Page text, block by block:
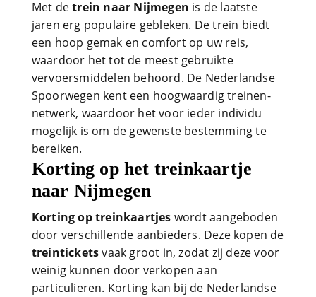
Met detrein naar Nijmegen is de laatste
jaren erg populaire gebleken. De trein biedt
een hoop gemak en comfort op uw reis,
waardoor het tot de meest gebruikte
vervoersmiddelen behoord. De Nederlandse
Spoorwegen kent een hoogwaardig treinen-
netwerk, waardoor het voor ieder individu
mogelijk is om de gewenste bestemming te
bereiken.
Korting op het treinkaartje
naar Nijmegen
Korting op treinkaartjes wordt aangeboden
door verschillende aanbieders. Deze kopen de
treinticketsvaak groot in, zodat zij deze voor
weinig kunnen door verkopen aan
particulieren. Korting kan bij de Nederlandse